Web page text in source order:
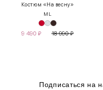
Костюм «На весну»
M L
9 490 ₽ 18 990₽
Подписаться на